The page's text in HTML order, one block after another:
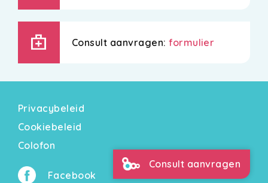
medical_services Consult aanvragen:formulier
Privacybeleid
Cookiebeleid
Colofon
Facebook
Consult aanvragen